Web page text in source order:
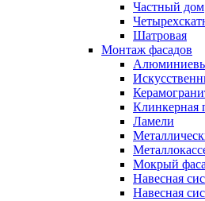
Частный дом
Шатровая
Монтаж фасадов
Клинкерная
Ламели
Мокрый
Навесная
Навесная